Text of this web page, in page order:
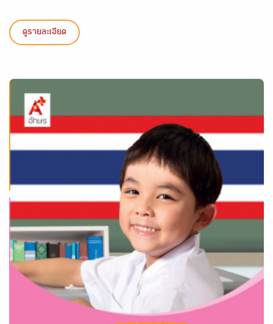
ดูรายละเอียด